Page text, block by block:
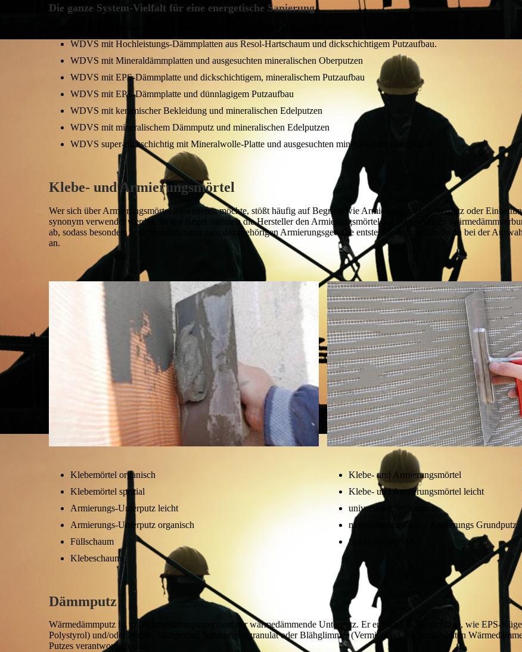
Die ganze System-Vielfalt für eine energetische Sanierung
WDVS mit Hochleistungs-Dämmplatten aus Resol-Hartschaum und dickschichtigem Putzaufbau.
WDVS mit Mineraldämmplatten und ausgesuchten mineralischen Oberputzen
WDVS mit EPS-Dämmplatte und dickschichtigem, mineralischem Putzaufbau
WDVS mit EPS-Dämmplatte und dünnlagigem Putzaufbau
WDVS mit keramischer Bekleidung und mineralischen Edelputzen
WDVS mit mineralischem Dämmputz und mineralischen Edelputzen
WDVS super-dickschichtig mit Mineralwolle-Platte und ausgesuchten mineralischen Oberputzen
Klebe- und Armierungsmörtel
Wer sich über Armierungsmörtel informieren möchte, stößt häufig auf Begriffe wie Armierungsputz, Unterputz oder
synonym verwendet werden. In der Regel stimmen die Hersteller den Armierungsmörtel auf ihr jeweiliges
ab, sodass besonders feste Verbindungen zum dazugehörigen Armierungsgewebe entstehen. Wir helfen Ihnen bei der
an.
Klebemörtel organisch
Klebemörtel spezial
Armierungs-Unterputz leicht
Armierungs-Unterputz organisch
Füllschaum
Klebeschaum
Klebe- und Armierungsmörtel
Klebe- und Armierungsmörtel leicht
universeller Systemputz
massiv-mineralischer Armierungs Grundputz
Spezialklebemörtel
Dämmputz
Wärmedämmputz ist im Wärmedämmputzsystem der wärmedämmende Unterputz. Er enthält Leichtzuschläge, wie EPS-
Polystyrol) und/oder Perlite, Blähperlite, Schaumglasgranulat oder Blähglimmer (Vermiculite), die für die guten
Putzes verantwortlich sind.